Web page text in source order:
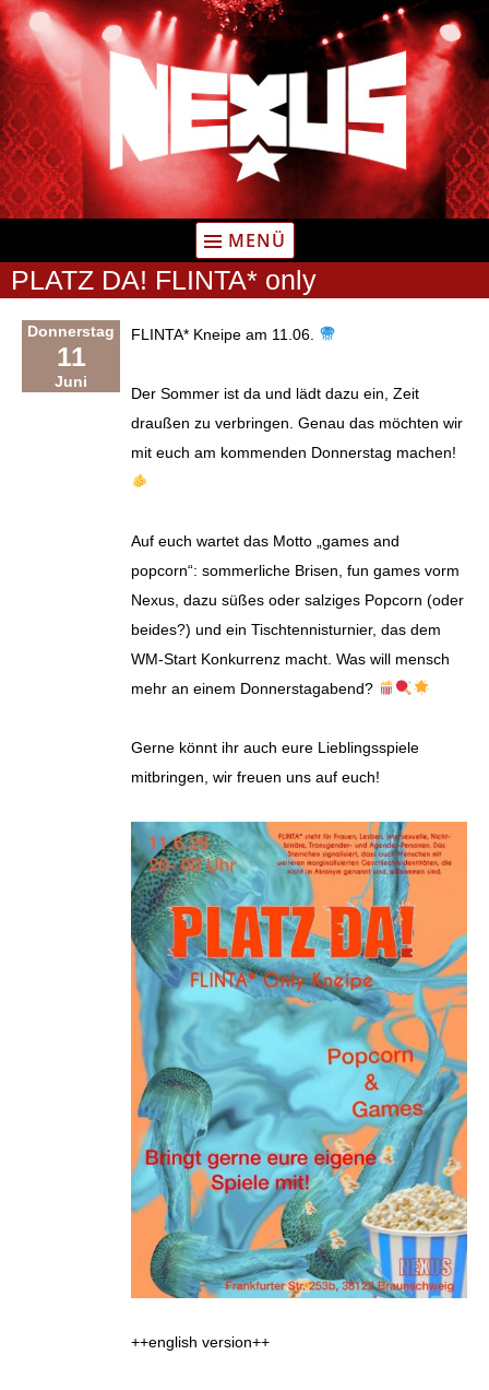
Zum
Inhalt
springen
MENÜ
PLATZ DA! FLINTA* only
Donnerstag
11
Juni
FLINTA* Kneipe am 11.06.
Der Sommer ist da und lädt dazu ein, Zeit
draußen zu verbringen. Genau das möchten wir
mit euch am kommenden Donnerstag machen!
Auf euch wartet das Motto „games and
popcorn“: sommerliche Brisen, fun games vorm
Nexus, dazu süßes oder salziges Popcorn (oder
beides?) und ein Tischtennisturnier, das dem
WM-Start Konkurrenz macht. Was will mensch
mehr an einem Donnerstagabend?
Gerne könnt ihr auch eure Lieblingsspiele
mitbringen, wir freuen uns auf euch!
++english version++